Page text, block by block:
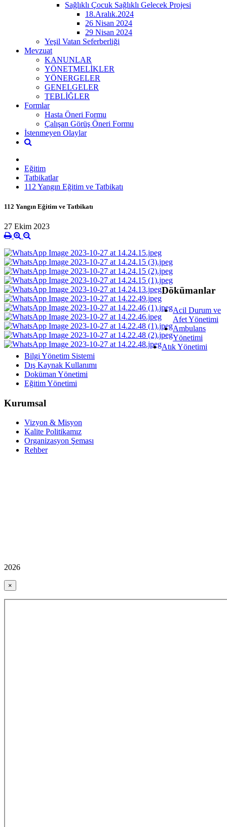
Sağlıklı Çocuk Sağlıklı Gelecek Projesi
18.Aralık.2024
26 Nisan 2024
29 Nisan 2024
Yeşil Vatan Seferberliği
Mevzuat
KANUNLAR
YÖNETMELİKLER
YÖNERGELER
GENELGELER
TEBLİĞLER
Formlar
Hasta Öneri Formu
Çalışan Görüş Öneri Formu
İstenmeyen Olaylar
Eğitim
Tatbikatlar
112 Yangın Eğitim ve Tatbikatı
112 Yangın Eğitim ve Tatbikatı
27 Ekim 2023
Dökümanlar
Acil Durum ve
Afet Yönetimi
Ambulans
Yönetimi
Atık Yönetimi
Bilgi Yönetim Sistemi
Dış Kaynak Kullanımı
Doküman Yönetimi
Eğitim Yönetimi
Kurumsal
Vizyon & Misyon
Kalite Politikamız
Organizasyon Şeması
Rehber
2026
×